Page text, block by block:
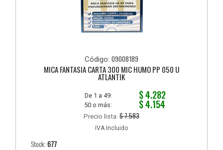
Código: 09008189
MICA FANTASIA CARTA 300 MIC HUMO PP 050 U
ATLANTIK
De 1 a 49: $ 4.282
50 o más: $ 4.154
Precio lista: $ 7.583
IVA Incluido
Stock: 677